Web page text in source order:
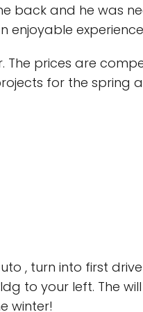
back and he was
enjoyable
prices are
for the spring
, turn into first
to your left. The
winter!